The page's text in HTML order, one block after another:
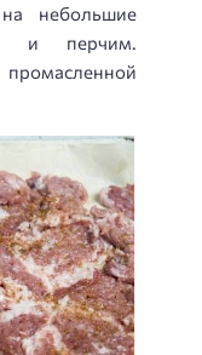
небольшие
и перчим.